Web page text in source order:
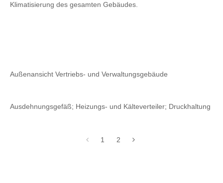
Klimatisierung des gesamten Gebäudes.
Außenansicht Vertriebs- und Verwaltungsgebäude
Ausdehnungsgefäß; Heizungs- und Kälteverteiler; Druckhaltung
1 2